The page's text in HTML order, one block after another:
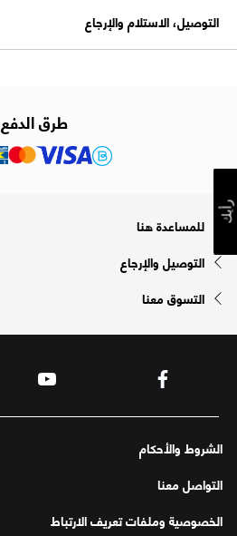
التوصيل، الاستلام والإرجاع
طرق الدفع
للمساعدة هنا
التوصيل والإرجاع
التسوق معنا
الشروط والأحكام
التواصل معنا
الخصوصية وملفات تعريف الارتباط
رأيك